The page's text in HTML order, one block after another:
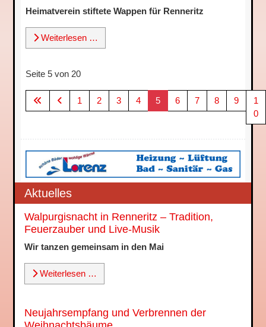
Heimatverein stiftete Wappen für Renneritz
Weiterlesen …
Seite 5 von 20
1 2 3 4 5 6 7 8 9
1
0
Aktuelles
Walpurgisnacht in Renneritz – Tradition,
Feuerzauber und Live-Musik
Wir tanzen gemeinsam in den Mai
Weiterlesen …
Neujahrsempfang und Verbrennen der